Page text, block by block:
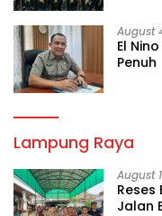
August
El
Penuh
Lampung Raya
August
Reses
Jalan